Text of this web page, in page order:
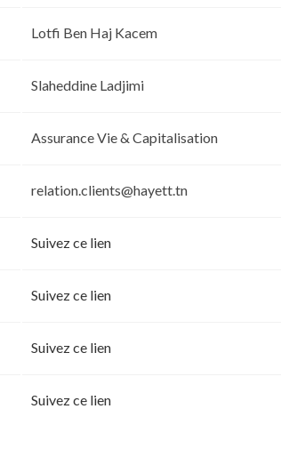
Lotfi Ben Haj Kacem
Slaheddine Ladjimi
Assurance Vie & Capitalisation
relation.clients@hayett.tn
Suivez ce lien
Suivez ce lien
Suivez ce lien
Suivez ce lien